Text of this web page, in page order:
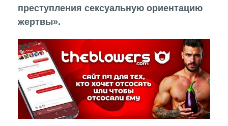
преступления сексуальную ориентацию
жертвы».